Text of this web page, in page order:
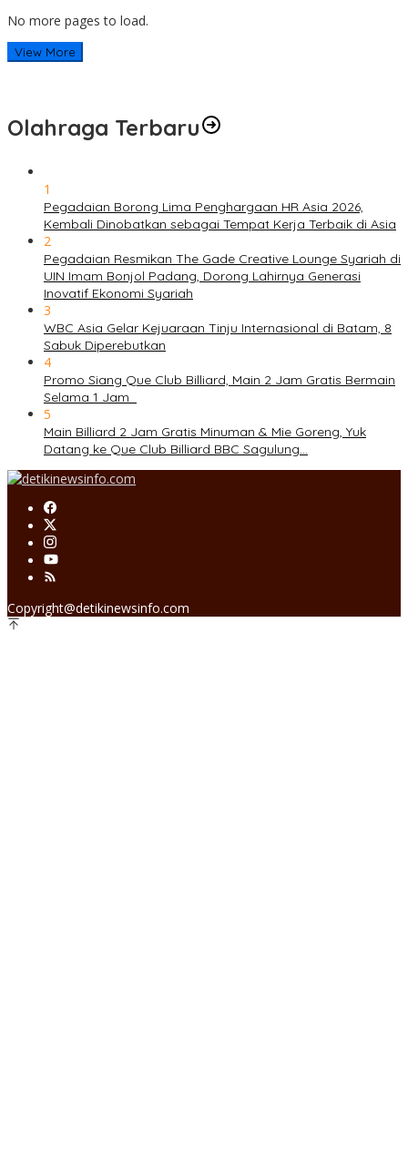
No more pages to load.
View More
Olahraga Terbaru
1
Pegadaian Borong Lima Penghargaan HR Asia 2026,
Kembali Dinobatkan sebagai Tempat Kerja Terbaik di Asia
2
Pegadaian Resmikan The Gade Creative Lounge Syariah di
UIN Imam Bonjol Padang, Dorong Lahirnya Generasi
Inovatif Ekonomi Syariah
3
WBC Asia Gelar Kejuaraan Tinju Internasional di Batam, 8
Sabuk Diperebutkan
4
Promo Siang Que Club Billiard, Main 2 Jam Gratis Bermain
Selama 1 Jam
5
Main Billiard 2 Jam Gratis Minuman & Mie Goreng, Yuk
Datang ke Que Club Billiard BBC Sagulung…
Copyright@detikinewsinfo.com